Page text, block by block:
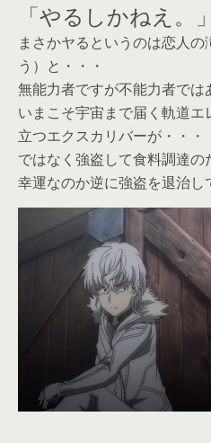
「やるしかねえ。」
まさかヤるというのは恋人
う）と・・・
無能力者ですが不能力者では
いまこそ宇宙まで届く軌道エ
立つエクスカリバーが・・・
ではなく強盗して食料調達の
幸運なのか逆に強盗を退治し